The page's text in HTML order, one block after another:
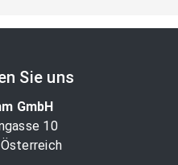
Sie uns
GmbH
10